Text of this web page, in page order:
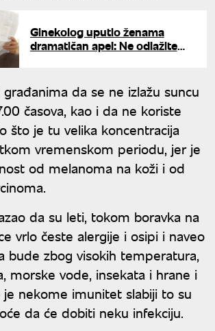
Ginekolog uputio ženama
dramatičan apel: Ne odlažite
da se ne izlažu suncu
časova, kao i da ne koriste
što je tu velika koncentracija
vremenskom periodu, jer je
od melanoma na koži i od
da su leti, tokom boravka na
vrlo česte alergije i osipi i naveo
bude zbog visokih temperatura,
morske vode, insekata i hrane i
nekome imunitet slabiji to su
da će dobiti neku infekciju.